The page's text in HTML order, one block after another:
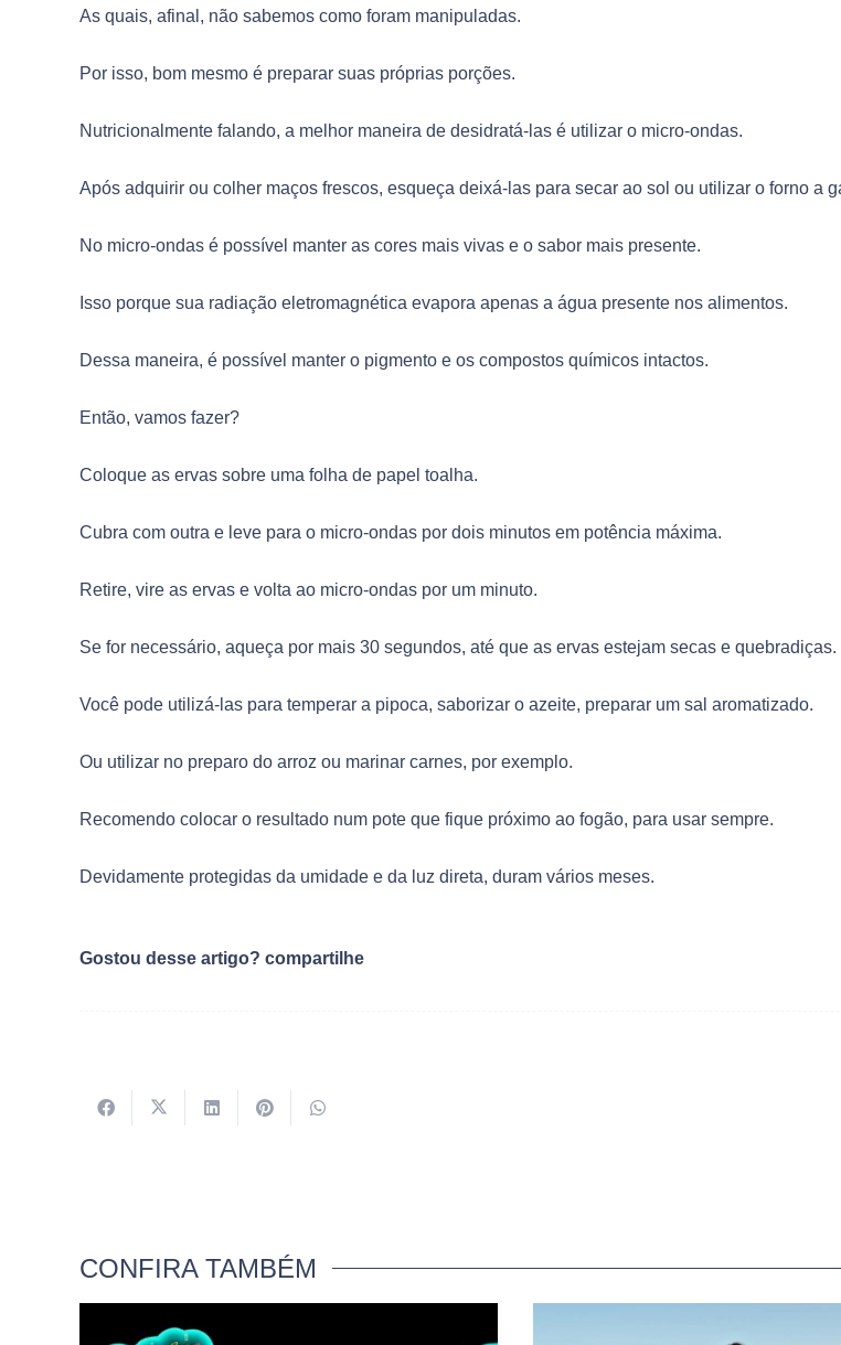
As quais, afinal, não sabemos como foram manipuladas.
Por isso, bom mesmo é preparar suas próprias porções.
Nutricionalmente falando, a melhor maneira de desidratá-las é utilizar o micro-ondas.
Após adquirir ou colher maços frescos, esqueça deixá-las para secar ao sol ou utilizar o forno a
No micro-ondas é possível manter as cores mais vivas e o sabor mais presente.
Isso porque sua radiação eletromagnética evapora apenas a água presente nos alimentos.
Dessa maneira, é possível manter o pigmento e os compostos químicos intactos.
Então, vamos fazer?
Coloque as ervas sobre uma folha de papel toalha.
Cubra com outra e leve para o micro-ondas por dois minutos em potência máxima.
Retire, vire as ervas e volta ao micro-ondas por um minuto.
Se for necessário, aqueça por mais 30 segundos, até que as ervas estejam secas e quebradiças.
Você pode utilizá-las para temperar a pipoca, saborizar o azeite, preparar um sal aromatizado.
Ou utilizar no preparo do arroz ou marinar carnes, por exemplo.
Recomendo colocar o resultado num pote que fique próximo ao fogão, para usar sempre.
Devidamente protegidas da umidade e da luz direta, duram vários meses.
Gostou desse artigo? compartilhe
CONFIRA TAMBÉM